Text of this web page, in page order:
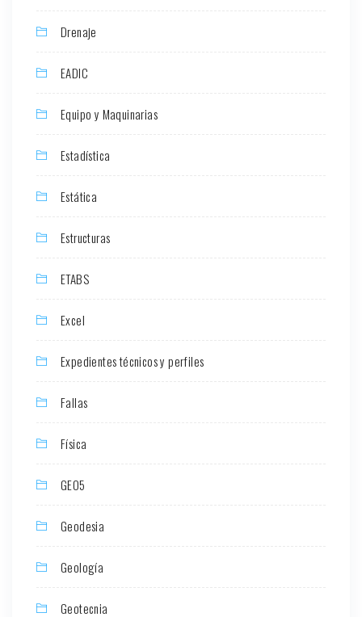
Drenaje
EADIC
Equipo y Maquinarias
Estadística
Estática
Estructuras
ETABS
Excel
Expedientes técnicos y perfiles
Fallas
Física
GEO5
Geodesia
Geología
Geotecnia